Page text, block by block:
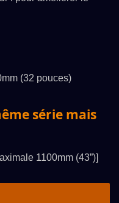
(32 pouces)
série mais
1100mm (43”)]